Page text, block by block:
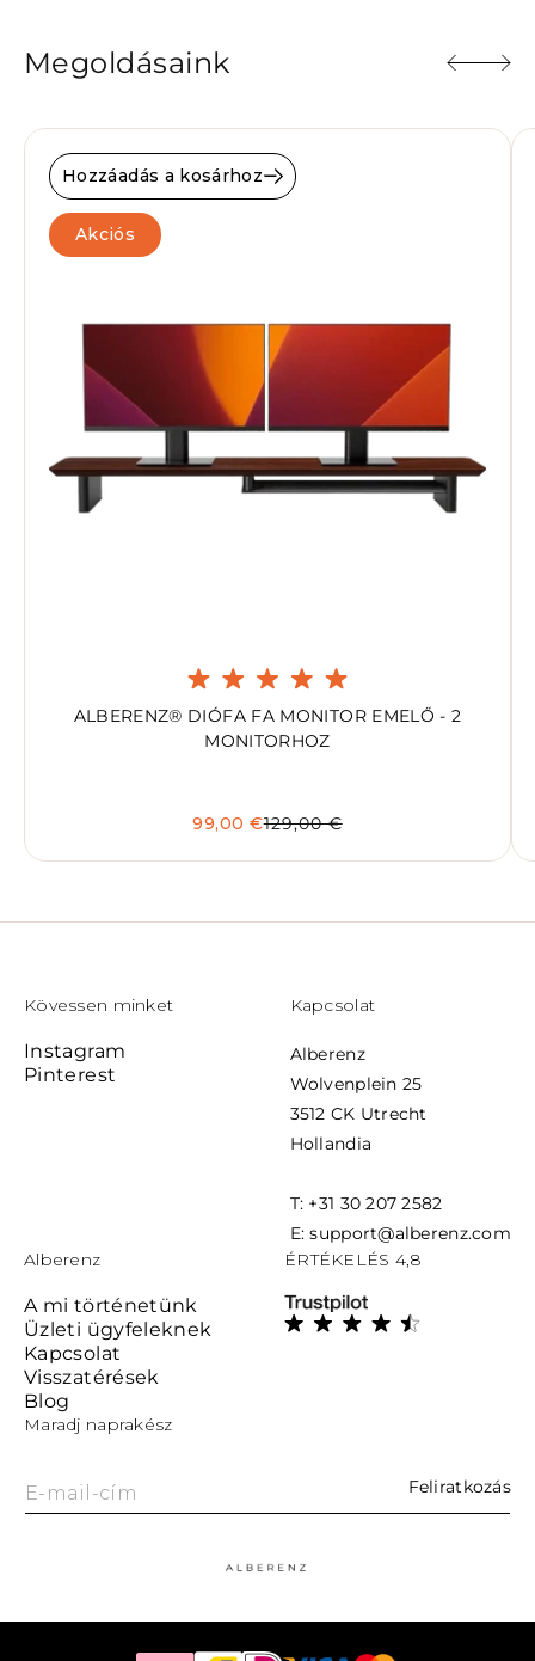
Megoldásaink
Hozzáadás a kosárhoz
Akciós
ALBERENZ® DIÓFA FA MONITOR EMELŐ - 2
MONITORHOZ
99,00 €129,00 €
Kövessen minket
Instagram
Pinterest
Alberenz
A mi történetünk
Üzleti ügyfeleknek
Kapcsolat
Visszatérések
Blog
Kapcsolat
Alberenz
Wolvenplein 25
3512 CK Utrecht
Hollandia
T: +31 30 207 2582
E: support@alberenz.com
Maradj naprakész
E-mail-cím Feliratkozás
ÉRTÉKELÉS 4,8